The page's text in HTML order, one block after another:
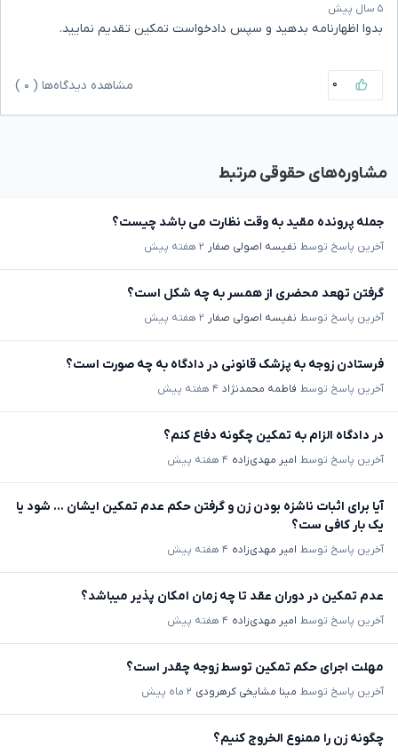
۵ سال پیش
بدوا اظهارنامه بدهید و سپس دادخواست تمکین تقدیم نمایید.
۰ مشاهده دیدگاه‌ها ( ۰
مشاوره‌های حقوقی مرتبط
جمله پرونده مقید به وقت نظارت می باشد چیست؟
آخرین پاسخ توسط نفیسه اصولی صفار ۲ هفته پیش
گرفتن تهعد محضری از همسر به چه شکل است؟
آخرین پاسخ توسط نفیسه اصولی صفار ۲ هفته پیش
فرستادن زوجه به پزشک قانونی در دادگاه به چه صورت است؟
آخرین پاسخ توسط فاطمه محمدنژاد ۴ هفته پیش
در دادگاه الزام به تمکین چگونه دفاع کنم؟
آخرین پاسخ توسط امیر مهدی‌زاده ۴ هفته پیش
آیا برای اثبات ناشزه بودن زن و گرفتن حکم عدم تمکین ایشان ... شود یا
یک بار کافی ست؟
آخرین پاسخ توسط امیر مهدی‌زاده ۴ هفته پیش
عدم تمکین در دوران عقد تا چه زمان امکان پذیر میباشد؟
آخرین پاسخ توسط امیر مهدی‌زاده ۴ هفته پیش
مهلت اجرای حکم تمکین توسط زوجه چقدر است؟
آخرین پاسخ توسط مینا مشایخی کرهرودی ۲ ماه پیش
چگونه زن را ممنوع الخروج کنیم؟